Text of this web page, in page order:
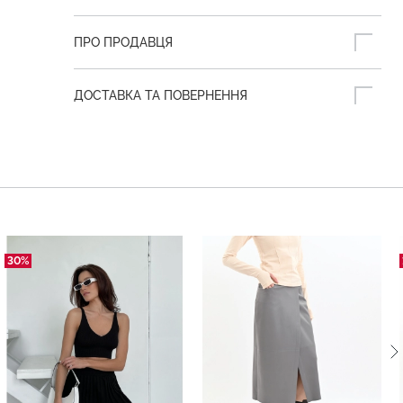
ПРО ПРОДАВЦЯ
ДОСТАВКА ТА ПОВЕРНЕННЯ
30%